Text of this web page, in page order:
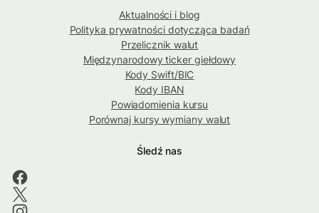
Aktualności i blog
Polityka prywatności dotycząca badań
Przelicznik walut
Międzynarodowy ticker giełdowy
Kody Swift/BIC
Kody IBAN
Powiadomienia kursu
Porównaj kursy wymiany walut
Śledź nas